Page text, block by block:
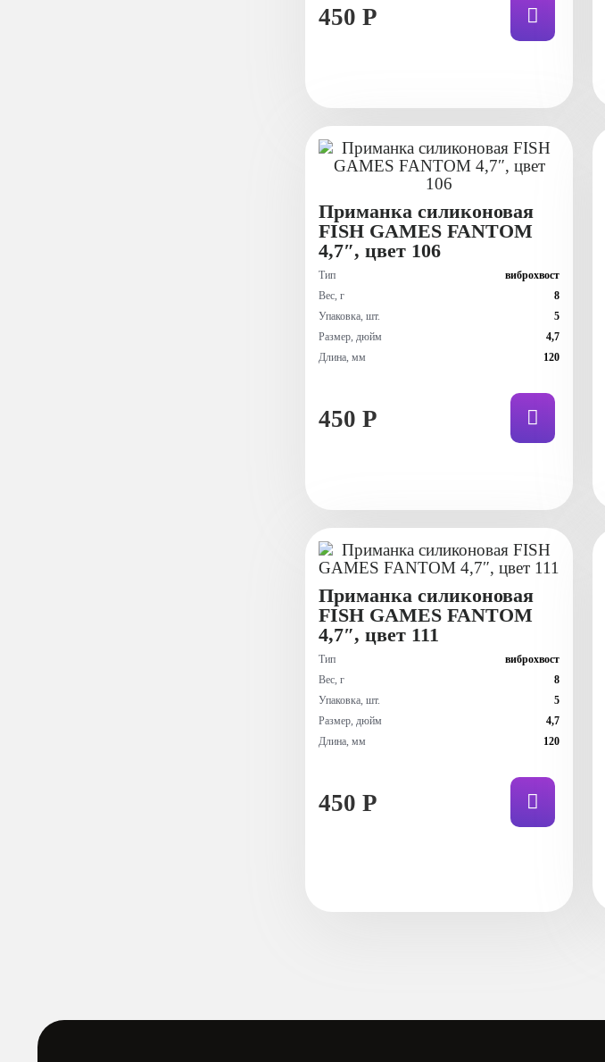
450 Р
Приманка силиконовая
FISH GAMES FANTOM
4,7″, цвет 106
Тип
виброхвост
Вес, г
8
Упаковка, шт.
5
Размер, дюйм
4,7
Длина, мм
120
450 Р
Приманка силиконовая
FISH GAMES FANTOM
4,7″, цвет 111
Тип
виброхвост
Вес, г
8
Упаковка, шт.
5
Размер, дюйм
4,7
Длина, мм
120
450 Р